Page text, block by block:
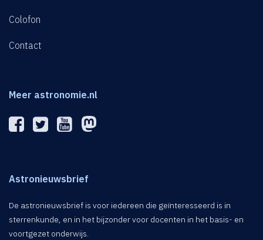
Colofon
Contact
Meer astronomie.nl
Astronieuwsbrief
De astronieuwsbrief is voor iedereen die geïnteresseerd is in
sterrenkunde, en in het bijzonder voor docenten in het basis- en
voortgezet onderwijs.